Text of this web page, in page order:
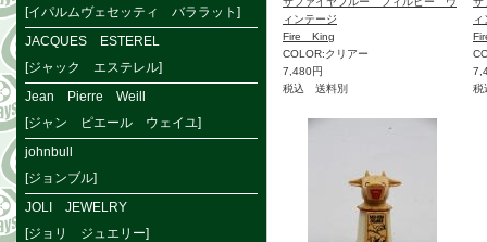
ィンテージ
Fire King
COLOR:クリアー
7,480円
税込 送料別
税
[イパルムヴェセッティ バララット]
JACQUES ESTEREL
[ジャック エステレル]
Jean Pierre Weill
[ジャン ピエール ウェイユ]
johnbull
[ジョンブル]
JOLI JEWELRY
[ジョリ ジュエリー]